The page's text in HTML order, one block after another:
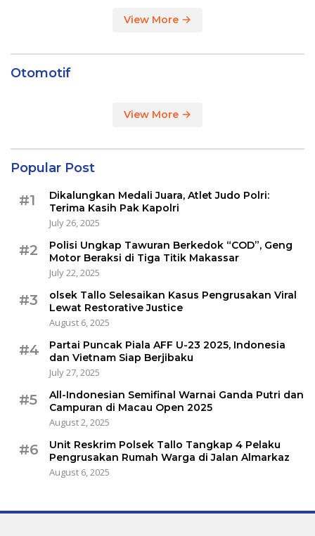
View More
Otomotif
View More
Popular Post
#1
Dikalungkan Medali Juara, Atlet Judo Polri:
Terima Kasih Pak Kapolri
July 26, 2025
#2
Polisi Ungkap Tawuran Berkedok “COD”, Geng
Motor Beraksi di Tiga Titik Makassar
July 22, 2025
#3
olsek Tallo Selesaikan Kasus Pengrusakan Viral
Lewat Restorative Justice
August 6, 2025
#4
Partai Puncak Piala AFF U-23 2025, Indonesia
dan Vietnam Siap Berjibaku
July 27, 2025
#5
All-Indonesian Semifinal Warnai Ganda Putri dan
Campuran di Macau Open 2025
August 2, 2025
#6
Unit Reskrim Polsek Tallo Tangkap 4 Pelaku
Pengrusakan Rumah Warga di Jalan Almarkaz
August 6, 2025